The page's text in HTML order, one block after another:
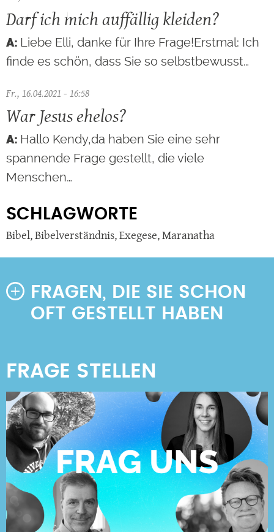
Darf ich mich auffällig kleiden?
Liebe Elli, danke für Ihre Frage!Erstmal: Ich
finde es schön, dass Sie so selbstbewusst…
Fr., 16.04.2021 - 16:58
War Jesus ehelos?
Hallo Kendy,da haben Sie eine sehr
spannende Frage gestellt, die viele
Menschen…
SCHLAGWORTE
Bibel,Bibelverständnis,Exegese,Maranatha
FRAGEN, DIE SIE SCHON
OFT GESTELLT HABEN